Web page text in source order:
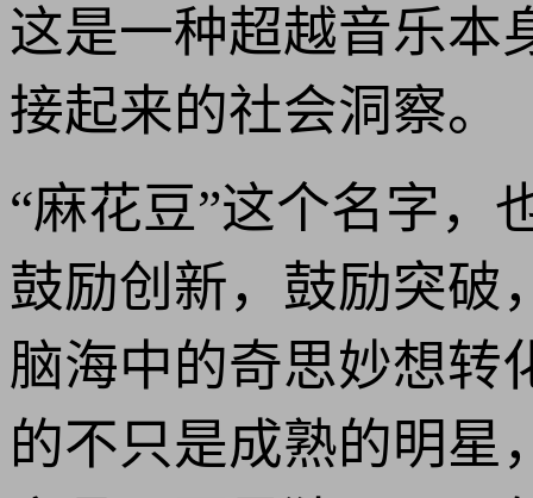
这是一种超越音乐本
接起来的社会洞察。
“麻花豆”这个名字，
鼓励创新，鼓励突破
脑海中的奇思妙想转
的不只是成熟的明星